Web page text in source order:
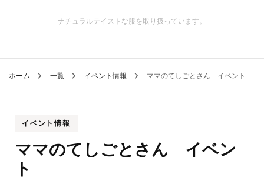
ナチュラルテイストな服を取り扱っています。
ホーム 一覧 イベント情報 ママのてしごとさん イベント
イベント情報
ママのてしごとさん イベン
ト